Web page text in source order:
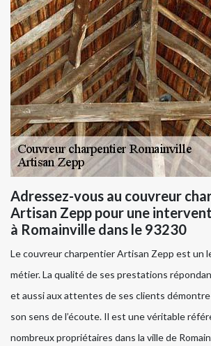
Adressez-vous au couvreur
Artisan Zepp pour une
à Romainville dans le 93230
Le couvreur charpentier Artisan Zepp est un
métier. La qualité de ses prestations
et aussi aux attentes de ses clients
son sens de l’écoute. Il est une véritable
nombreux propriétaires dans la ville de